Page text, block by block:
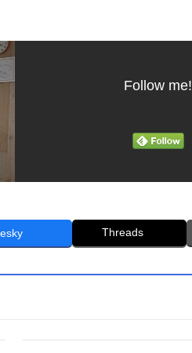
Follow me!
Threads